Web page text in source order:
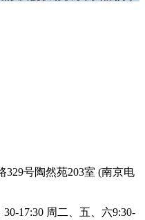
号陶然苑203室 (南京电
17:30 周二、五、六9:30-